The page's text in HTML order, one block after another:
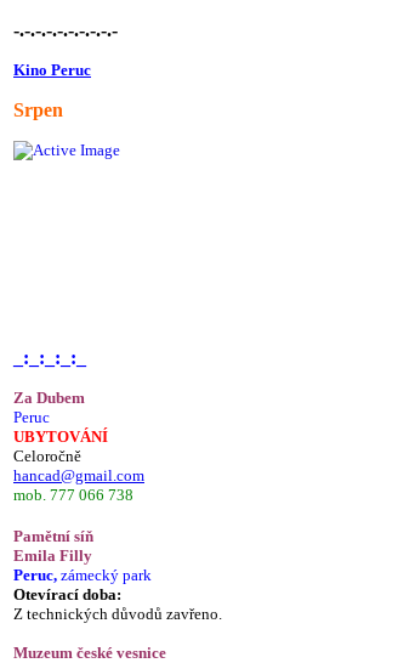
-.-.-.-.-.-.-.-.-.-
Kino Peruc
Srpen
_:_:_:_:_
Za Dubem
Peruc
UBYTOVÁNÍ
Celoročně
hancad@gmail.com
mob. 777 066 738
Pamětní síň
Emila Filly
Peruc, zámecký park
Otevírací doba:
Z technických důvodů zavřeno.
Muzeum české vesnice